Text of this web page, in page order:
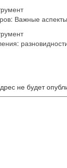
Важные
не будет